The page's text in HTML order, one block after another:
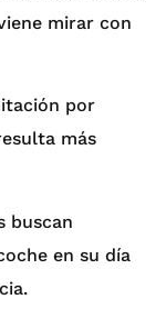
mirar con
por
más
buscan
en su día